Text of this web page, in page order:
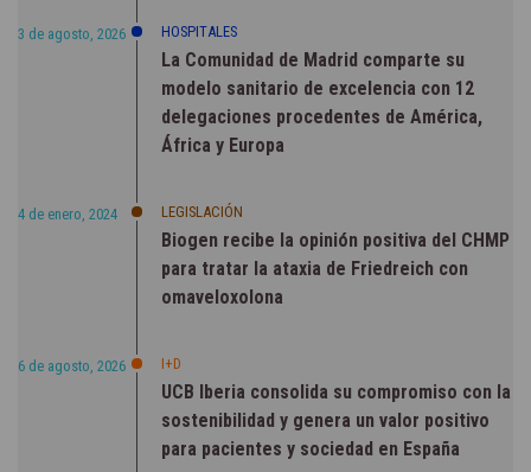
3 de agosto, 2026 HOSPITALES
La Comunidad de Madrid comparte su
modelo sanitario de excelencia con 12
delegaciones procedentes de América,
África y Europa
4 de enero, 2024 LEGISLACIÓN
Biogen recibe la opinión positiva del CHMP
para tratar la ataxia de Friedreich con
omaveloxolona
6 de agosto, 2026 I+D
UCB Iberia consolida su compromiso con la
sostenibilidad y genera un valor positivo
para pacientes y sociedad en España